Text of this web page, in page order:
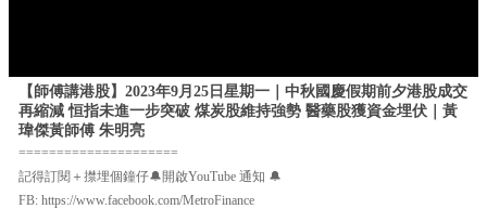
【師傅講港股】2023年9月25日星期一｜中秋國慶假期前夕港股成交
再縮減 恒指未進一步突破 煤炭股維持強勢 醫藥股獲資金埋伏｜黃
瑋傑黃師傅 朱明亮
=====================
記得訂閱＋㩒埋個鐘仔🔔開啟YouTube 通知 🔔
FB: https://www.facebook.com/MetroFinance